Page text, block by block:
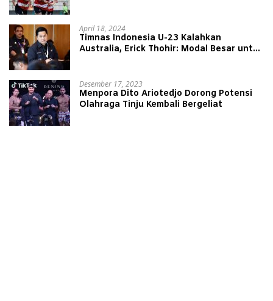
April 18, 2024
Timnas Indonesia U-23 Kalahkan
Australia, Erick Thohir: Modal Besar untuk
Desember 17, 2023
Menpora Dito Ariotedjo Dorong Potensi
Olahraga Tinju Kembali Bergeliat